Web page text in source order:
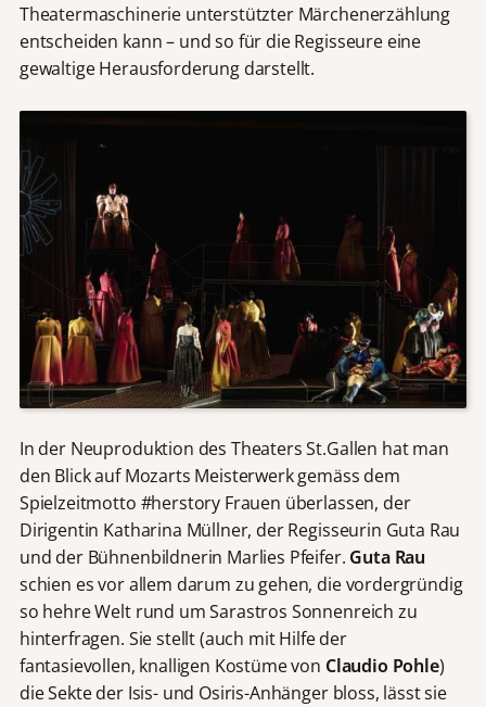
Theatermaschinerie unterstützter Märchenerzählung
entscheiden kann – und so für die Regisseure eine
gewaltige Herausforderung darstellt.
In der Neuproduktion des Theaters St.Gallen hat man
den Blick auf Mozarts Meisterwerk gemäss dem
Spielzeitmotto #herstory Frauen überlassen, der
Dirigentin Katharina Müllner, der Regisseurin Guta Rau
und der Bühnenbildnerin Marlies Pfeifer. Guta Rau
schien es vor allem darum zu gehen, die vordergründig
so hehre Welt rund um Sarastros Sonnenreich zu
hinterfragen. Sie stellt (auch mit Hilfe der
fantasievollen, knalligen Kostüme von Claudio Pohle)
die Sekte der Isis- und Osiris-Anhänger bloss, lässt sie